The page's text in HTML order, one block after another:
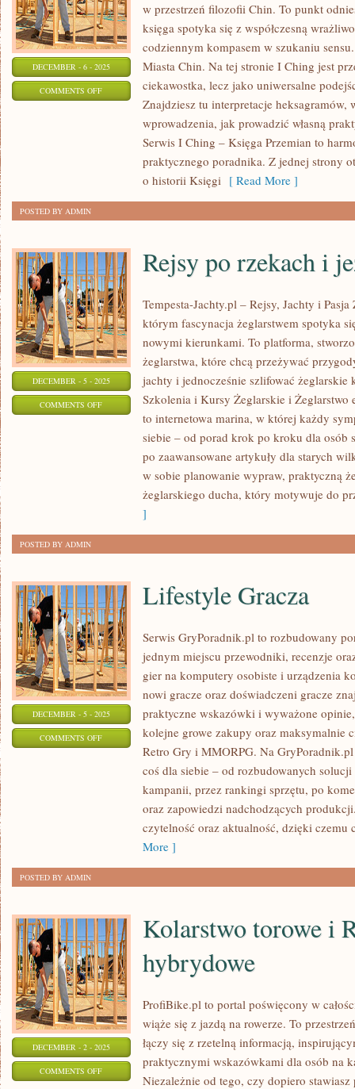
DECEMBER - 6 - 2025
COMMENTS OFFON
w przestrzeń filozofii Chin. To punkt
księga spotyka się z współczesną
codziennym kompasem w szukaniu
Miasta Chin. Na tej stronie I Ching jest
ciekawostka, lecz jako uniwersalne
Znajdziesz tu interpretacje heksagramów,
wprowadzenia, jak prowadzić własną
Serwis I Ching – Księga Przemian to
praktycznego poradnika. Z jednej strony
o historii Księgi [ Read More ]
POSTED BY ADMIN
DECEMBER - 5 - 2025
COMMENTS OFFON
Rejsy po rzekach i
Tempesta-Jachty.pl – Rejsy, Jachty i
którym fascynacja żeglarstwem spotyka
nowymi kierunkami. To platforma,
żeglarstwa, które chcą przeżywać
jachty i jednocześnie szlifować żeglarskie
Szkolenia i Kursy Żeglarskie i Żeglarstwo
to internetowa marina, w której każdy
siebie – od porad krok po kroku dla osób
po zaawansowane artykuły dla starych
w sobie planowanie wypraw, praktyczną
żeglarskiego ducha, który motywuje do
]
POSTED BY ADMIN
DECEMBER - 5 - 2025
COMMENTS OFFON
LIFESTYLE
Lifestyle Gracza
Serwis GryPoradnik.pl to rozbudowany
jednym miejscu przewodniki, recenzje
gier na komputery osobiste i urządzenia
nowi gracze oraz doświadczeni gracze
praktyczne wskazówki i wyważone
kolejne growe zakupy oraz maksymalnie
Retro Gry i MMORPG. Na
coś dla siebie – od rozbudowanych
kampanii, przez rankingi sprzętu, po
oraz zapowiedzi nadchodzących
czytelność oraz aktualność, dzięki czemu
More ]
POSTED BY ADMIN
DECEMBER - 2 - 2025
COMMENTS OFFON
Kolarstwo torowe i
hybrydowe
ProfiBike.pl to portal poświęcony w
wiąże się z jazdą na rowerze. To
łączy się z rzetelną informacją,
praktycznymi wskazówkami dla osób na
Niezależnie od tego, czy dopiero